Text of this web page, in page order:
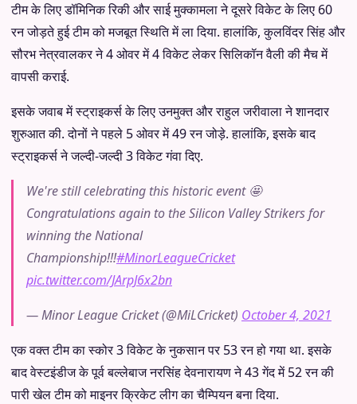
टीम के लिए डॉमिनिक रिकी और साई मुक्कामला ने दूसरे विकेट के लिए 60
रन जोड़ते हुई टीम को मजबूत स्थिति में ला दिया. हालांकि, कुलविंदर सिंह और
सौरभ नेत्रवालकर ने 4 ओवर में 4 विकेट लेकर सिलिकॉन वैली की मैच में
वापसी कराई.
इसके जवाब में स्ट्राइकर्स के लिए उनमुक्त और राहुल जरीवाला ने शानदार
शुरुआत की. दोनों ने पहले 5 ओवर में 49 रन जोड़े. हालांकि, इसके बाद
स्ट्राइकर्स ने जल्दी-जल्दी 3 विकेट गंवा दिए.
We're still celebrating this historic event 🤩
Congratulations again to the Silicon Valley Strikers for
winning the National
Championship!!!#MinorLeagueCricket
pic.twitter.com/JArpJ6x2bn
— Minor League Cricket (@MiLCricket) October 4, 2021
एक वक्त टीम का स्कोर 3 विकेट के नुकसान पर 53 रन हो गया था. इसके
बाद वेस्टइंडीज के पूर्व बल्लेबाज नरसिंह देवनारायण ने 43 गेंद में 52 रन की
पारी खेल टीम को माइनर क्रिकेट लीग का चैम्पियन बना दिया.